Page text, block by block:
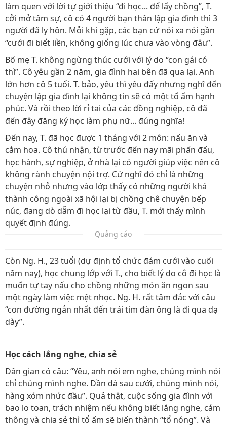
làm quen với lời tự giới thiệu “đi học... để lấy chồng”, T.
cởi mở tâm sự, cô có 4 người bạn thân lập gia đình thì 3
người đã ly hôn. Mỗi khi gặp, các bạn cứ nói xa nói gần
“cưới đi biết liền, không giống lúc chưa vào vòng đâu”.
Bố mẹ T. không ngừng thúc cưới với lý do “con gái có
thì”. Cô yêu gần 2 năm, gia đình hai bên đã qua lại. Anh
lớn hơn cô 5 tuổi. T. bảo, yêu thì yêu đấy nhưng nghĩ đến
chuyện lập gia đình lại không tin sẽ có một tổ ấm hạnh
phúc. Và rồi theo lời rỉ tai của các đồng nghiệp, cô đã
đến đây đăng ký học làm phụ nữ... đúng nghĩa!
Đến nay, T. đã học được 1 tháng với 2 môn: nấu ăn và
cắm hoa. Cô thú nhận, từ trước đến nay mãi phấn đấu,
học hành, sự nghiệp, ở nhà lại có người giúp việc nên cô
không rành chuyện nội trợ. Cứ nghĩ đó chỉ là những
chuyện nhỏ nhưng vào lớp thấy có những người khá
thành công ngoài xã hội lại bị chồng chê chuyện bếp
núc, đang dò dẫm đi học lại từ đầu, T. mới thấy mình
quyết định đúng.
Quảng cáo
Còn Ng. H., 23 tuổi (dự định tổ chức đám cưới vào cuối
năm nay), học chung lớp với T., cho biết lý do cô đi học là
muốn tự tay nấu cho chồng những món ăn ngon sau
một ngày làm việc mệt nhọc. Ng. H. rất tâm đắc với câu
“con đường ngắn nhất đến trái tim đàn ông là đi qua dạ
dày”.
Học cách lắng nghe, chia sẻ
Dân gian có câu: “Yêu, anh nói em nghe, chúng mình nói
chỉ chúng mình nghe. Dần dà sau cưới, chúng mình nói,
hàng xóm nhức đầu”. Quả thật, cuộc sống gia đình với
bao lo toan, trách nhiệm nếu không biết lắng nghe, cảm
thông và chia sẻ thì tổ ấm sẽ biến thành “tổ nóng”. Và